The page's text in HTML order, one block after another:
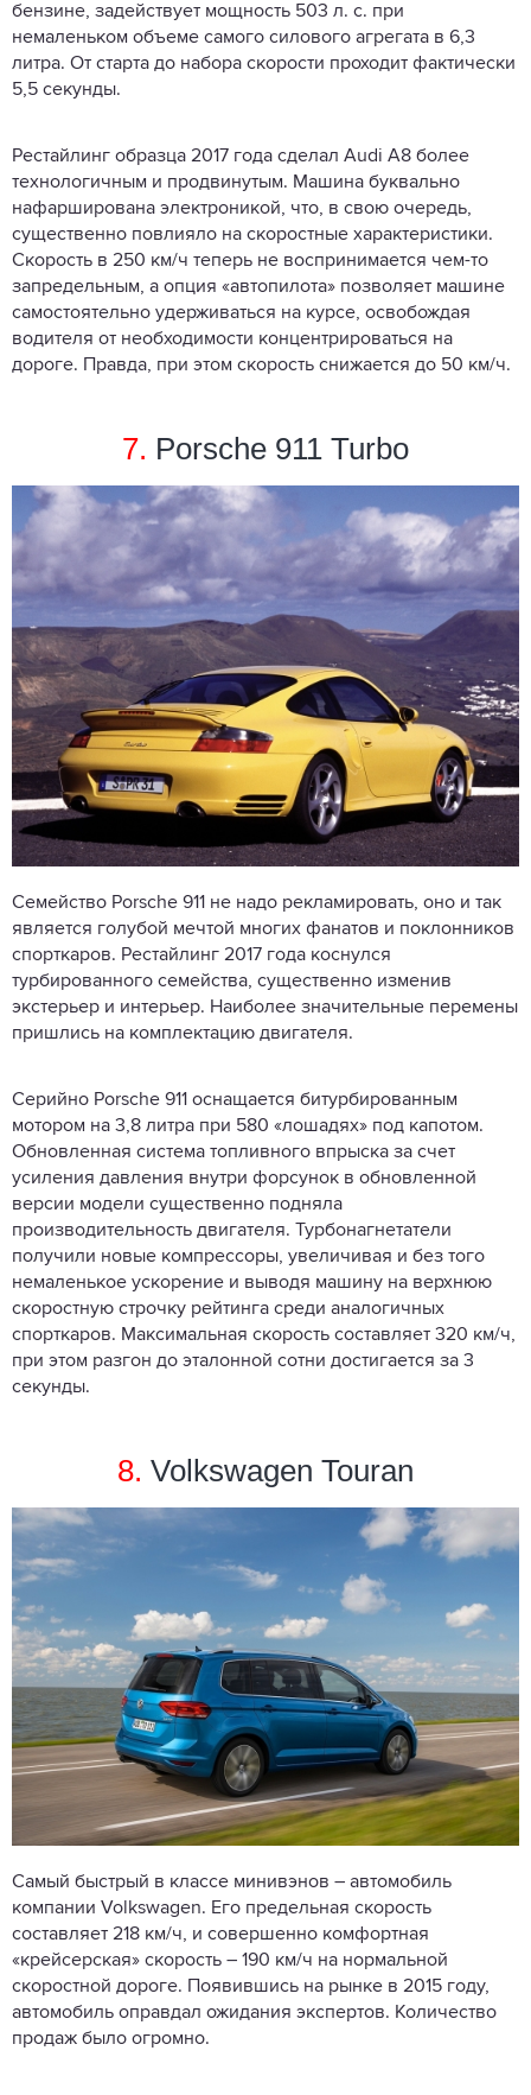
бензине, задействует мощность 503 л. с. при
немаленьком объеме самого силового агрегата в 6,3
литра. От старта до набора скорости проходит фактически
5,5 секунды.
Рестайлинг образца 2017 года сделал Audi A8 более
технологичным и продвинутым. Машина буквально
нафарширована электроникой, что, в свою очередь,
существенно повлияло на скоростные характеристики.
Скорость в 250 км/ч теперь не воспринимается чем-то
запредельным, а опция «автопилота» позволяет машине
самостоятельно удерживаться на курсе, освобождая
водителя от необходимости концентрироваться на
дороге. Правда, при этом скорость снижается до 50 км/ч.
7. Porsche 911 Turbo
Семейство Porsche 911 не надо рекламировать, оно и так
является голубой мечтой многих фанатов и поклонников
спорткаров. Рестайлинг 2017 года коснулся
турбированного семейства, существенно изменив
экстерьер и интерьер. Наиболее значительные перемены
пришлись на комплектацию двигателя.
Серийно Porsche 911 оснащается битурбированным
мотором на 3,8 литра при 580 «лошадях» под капотом.
Обновленная система топливного впрыска за счет
усиления давления внутри форсунок в обновленной
версии модели существенно подняла
производительность двигателя. Турбонагнетатели
получили новые компрессоры, увеличивая и без того
немаленькое ускорение и выводя машину на верхнюю
скоростную строчку рейтинга среди аналогичных
спорткаров. Максимальная скорость составляет 320 км/ч,
при этом разгон до эталонной сотни достигается за 3
секунды.
8. Volkswagen Touran
Самый быстрый в классе минивэнов – автомобиль
компании Volkswagen. Его предельная скорость
составляет 218 км/ч, и совершенно комфортная
«крейсерская» скорость – 190 км/ч на нормальной
скоростной дороге. Появившись на рынке в 2015 году,
автомобиль оправдал ожидания экспертов. Количество
продаж было огромно.